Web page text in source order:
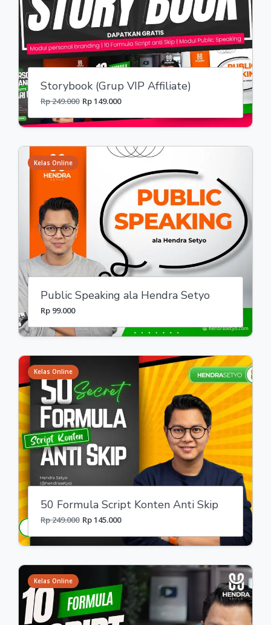
Storybook (Grup VIP Affiliate)
Rp 249.000 Rp 149.000
Kelas Online
Public Speaking ala Hendra Setyo
Rp 99.000
Kelas Online
50 Formula Script Konten Anti Skip
Rp 249.000 Rp 145.000
Kelas Online